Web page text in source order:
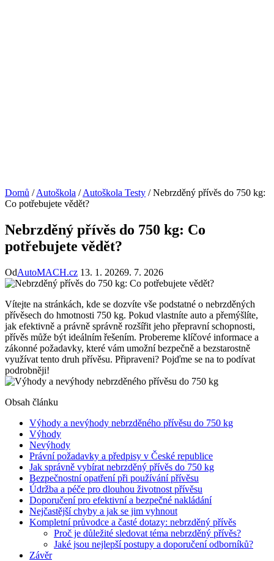
Domů / Autoškola / Autoškola Testy / Nebrzděný přívěs do 750 kg:
Co potřebujete vědět?
Nebrzděný přívěs do 750 kg: Co
potřebujete vědět?
OdAutoMACH.cz 13. 1. 20269. 7. 2026
Vítejte na stránkách, kde se dozvíte vše podstatné o nebrzděných
přívěsech do hmotnosti 750 kg. Pokud vlastníte auto a přemýšlíte,
jak efektivně a právně správně rozšířit jeho přepravní schopnosti,
přívěs může být ideálním řešením. Probereme klíčové informace a
zákonné požadavky, které vám umožní bezpečně a bezstarostně
využívat tento druh přívěsu. Připraveni? Pojďme se na to podívat
podrobněji!
Obsah článku
Výhody a nevýhody nebrzděného přívěsu do 750 kg
Výhody
Nevýhody
Právní požadavky a předpisy v České republice
Jak správně vybírat nebrzděný přívěs do 750 kg
Bezpečnostní opatření při používání přívěsu
Údržba a péče pro dlouhou životnost přívěsu
Doporučení pro efektivní a bezpečné nakládání
Nejčastější chyby a jak se jim vyhnout
Kompletní průvodce a časté dotazy: nebrzděný přívěs
Proč je důležité sledovat téma nebrzděný přívěs?
Jaké jsou nejlepší postupy a doporučení odborníků?
Závěr